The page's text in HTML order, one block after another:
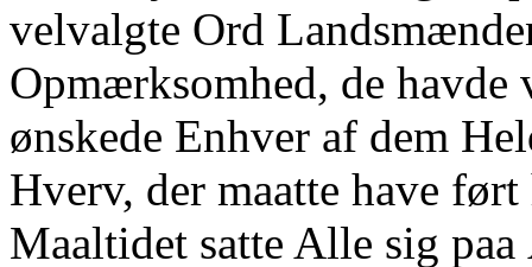
velvalgte Ord
Opmærksomhed, de
ønskede Enhver af dem
Hverv, der maatte have
Maaltidet satte Alle sig